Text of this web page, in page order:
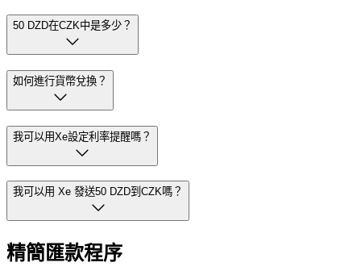
50 DZD在CZK中是多少？
如何進行貨幣兌換？
我可以用Xe設定利率提醒嗎？
我可以用 Xe 發送50 DZD到CZK嗎？
精簡匯款程序